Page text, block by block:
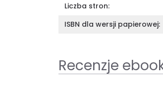
Liczba stron:
ISBN dla wersji papierowej:
Recenzje